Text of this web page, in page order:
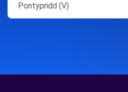
Pontypridd (V)